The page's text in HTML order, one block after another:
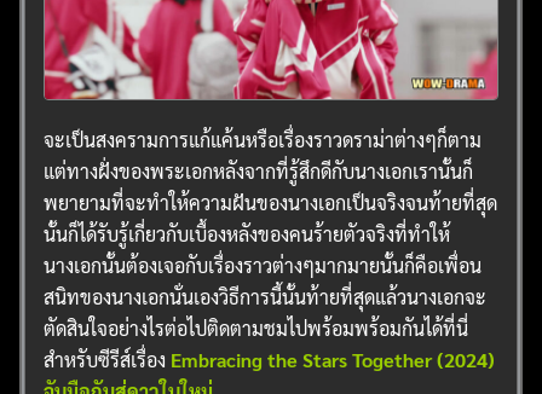
จะเป็นสงครามการแก้แค้นหรือเรื่องราวดราม่าต่างๆก็ตาม
แต่ทางฝั่งของพระเอกหลังจากที่รู้สึกดีกับนางเอกเรานั้นก็
พยายามที่จะทำให้ความฝันของนางเอกเป็นจริงจนท้ายที่สุด
นั้นก็ได้รับรู้เกี่ยวกับเบื้องหลังของคนร้ายตัวจริงที่ทำให้
นางเอกนั้นต้องเจอกับเรื่องราวต่างๆมากมายนั้นก็คือเพื่อน
สนิทของนางเอกนั่นเองวิธีการนี้นั้นท้ายที่สุดแล้วนางเอกจะ
ตัดสินใจอย่างไรต่อไปติดตามชมไปพร้อมพร้อมกันได้ที่นี่
สำหรับซีรีส์เรื่อง Embracing the Stars Together (2024)